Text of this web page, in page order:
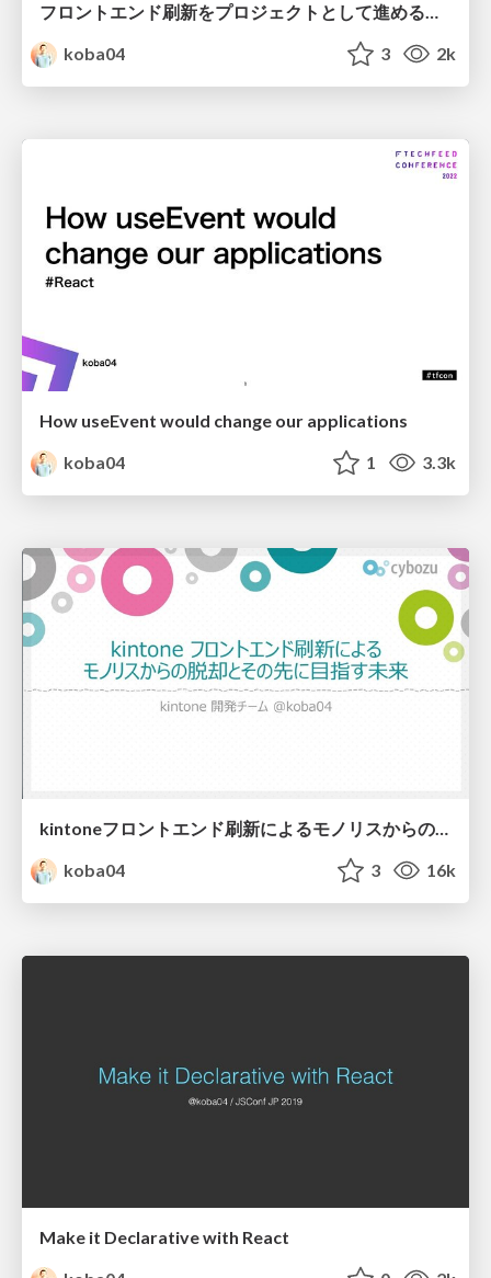
フロントエンド刷新をプロジェクトとして進める際に気をつけていること
koba04
3 2k
How useEvent would change our applications
koba04
1 3.3k
kintoneフロントエンド刷新によるモノリスからの脱却とその先に目指す未来
koba04
3 16k
Make it Declarative with React